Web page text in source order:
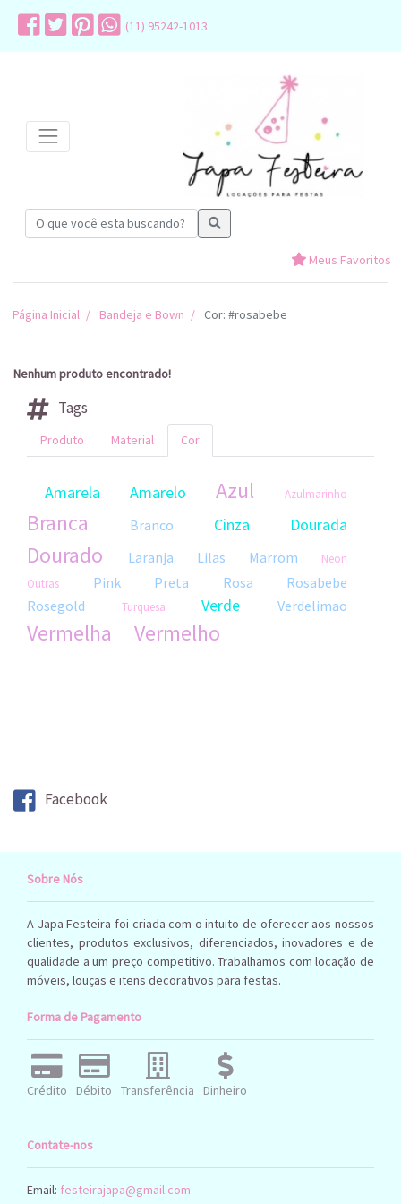
(11) 95242-1013
Meus Favoritos
Página Inicial Bandeja e Bown Cor: #rosabebe
Nenhum produto encontrado!
Tags
Produto Material Cor
Amarela Amarelo Azul Azulmarinho
Branca Branco Cinza Dourada
Dourado Laranja Lilas Marrom
Neon
Outras
Pink Preta Rosa
Rosabebe
Rosegold
Turquesa Verde Verdelimao
Vermelha Vermelho
Facebook
Sobre Nós
A Japa Festeira foi criada com o intuito de oferecer aos nossos
clientes, produtos exclusivos, diferenciados, inovadores e de
qualidade a um preço competitivo. Trabalhamos com locação de
móveis, louças e itens decorativos para festas.
Forma de Pagamento
Crédito Débito Transferência Dinheiro
Contate-nos
Email: festeirajapa@gmail.com